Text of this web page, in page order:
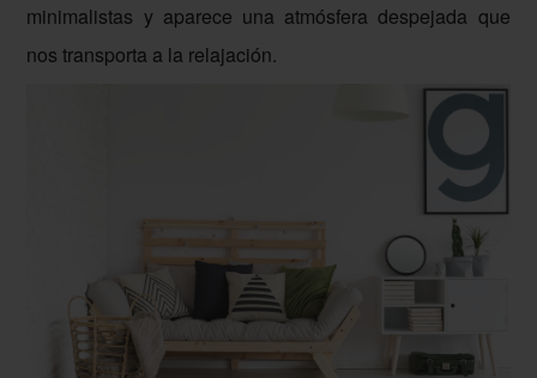
minimalistas y aparece una atmósfera despejada que
nos transporta a la relajación.